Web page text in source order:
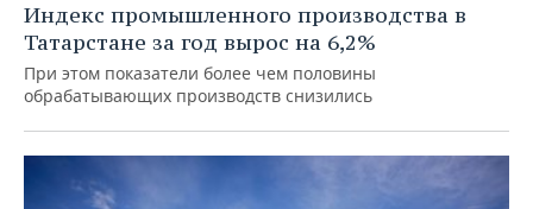
Индекс промышленного производства в
Татарстане за год вырос на 6,2%
При этом показатели более чем половины
обрабатывающих производств снизились